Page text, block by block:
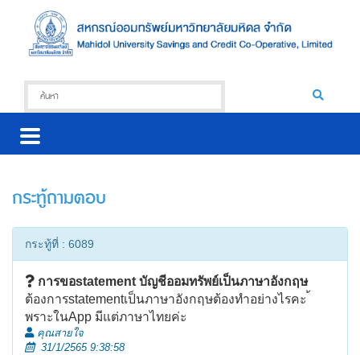
กระทู้ถามตอบ
กระทู้ที่ : 6089
การขอstatement บัญชีออมทรัพย์เป็นภาษาอังกฤษ
ต้องการstatementเป็นภาษาอังกฤษต้องทำอย่างไรคะ ้
พราะในApp มีแต่ภาษาไทยค่ะ
คุณสายใจ
31/1/2565 9:38:58